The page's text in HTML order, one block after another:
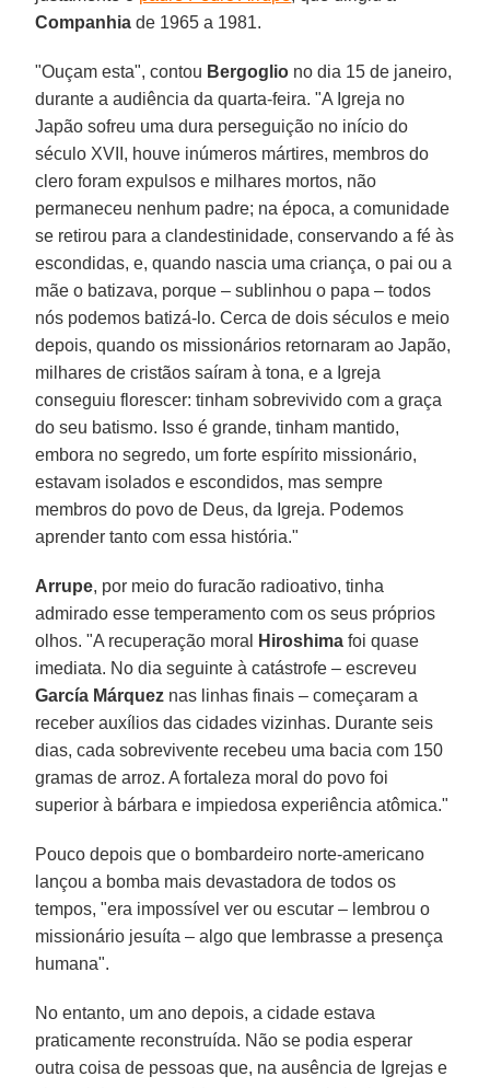
Companhia de 1965 a 1981.
"Ouçam esta", contou Bergoglio no dia 15 de janeiro,
durante a audiência da quarta-feira. "A Igreja no
Japão sofreu uma dura perseguição no início do
século XVII, houve inúmeros mártires, membros do
clero foram expulsos e milhares mortos, não
permaneceu nenhum padre; na época, a comunidade
se retirou para a clandestinidade, conservando a fé às
escondidas, e, quando nascia uma criança, o pai ou a
mãe o batizava, porque – sublinhou o papa – todos
nós podemos batizá-lo. Cerca de dois séculos e meio
depois, quando os missionários retornaram ao Japão,
milhares de cristãos saíram à tona, e a Igreja
conseguiu florescer: tinham sobrevivido com a graça
do seu batismo. Isso é grande, tinham mantido,
embora no segredo, um forte espírito missionário,
estavam isolados e escondidos, mas sempre
membros do povo de Deus, da Igreja. Podemos
aprender tanto com essa história."
Arrupe, por meio do furacão radioativo, tinha
admirado esse temperamento com os seus próprios
olhos. "A recuperação moral
Hiroshima foi quase
imediata. No dia seguinte à catástrofe – escreveu
García Márquez nas linhas finais – começaram a
receber auxílios das cidades vizinhas. Durante seis
dias, cada sobrevivente recebeu uma bacia com 150
gramas de arroz. A fortaleza moral do povo foi
superior à bárbara e impiedosa experiência atômica."
Pouco depois que o bombardeiro norte-americano
lançou a bomba mais devastadora de todos os
tempos, "era impossível ver ou escutar – lembrou o
missionário jesuíta – algo que lembrasse a presença
humana".
No entanto, um ano depois, a cidade estava
praticamente reconstruída. Não se podia esperar
outra coisa de pessoas que, na ausência de Igrejas e